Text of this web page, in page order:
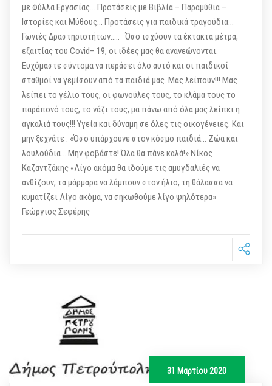
με Φύλλα Εργασίας… Προτάσεις με Βιβλία – Παραμύθια –
Ιστορίες και Μύθους… Προτάσεις για παιδικά τραγούδια…
Γωνιές Δραστηριοτήτων….. Όσο ισχύουν τα έκτακτα μέτρα,
εξαιτίας του Covid– 19, οι ιδέες μας θα ανανεώνονται.
Ευχόμαστε σύντομα να περάσει όλο αυτό και οι παιδικοί
σταθμοί να γεμίσουν από τα παιδιά μας. Μας λείπουν!!! Μας
λείπει το γέλιο τους, οι φωνούλες τους, το κλάμα τους το
παράπονό τους, το νάζι τους, μα πάνω από όλα μας λείπει η
αγκαλιά τους!!! Υγεία και δύναμη σε όλες τις οικογένειες. Και
μην ξεχνάτε : «Όσο υπάρχουνε στον κόσμο παιδιά… Ζώα και
λουλούδια… Μην φοβάστε! Όλα θα πάνε καλά!» Νίκος
Καζαντζάκης «Λίγο ακόμα θα ιδούμε τις αμυγδαλιές να
ανθίζουν, τα μάρμαρα να λάμπουν στον ήλιο, τη θάλασσα να
κυματίζει Λίγο ακόμα, να σηκωθούμε λίγο ψηλότερα»
Γεώργιος Σεφέρης
31 Μαρτίου 2020